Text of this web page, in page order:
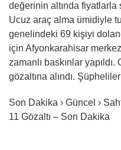
değerinin altında fiyatlarla
Ucuz araç alma ümidiyle
genelindeki 69 kişiyi
için Afyonkarahisar
zamanlı baskınlar
gözaltına alındı.
Son Dakika › Güncel ›
11 Gözaltı – Son Dakika